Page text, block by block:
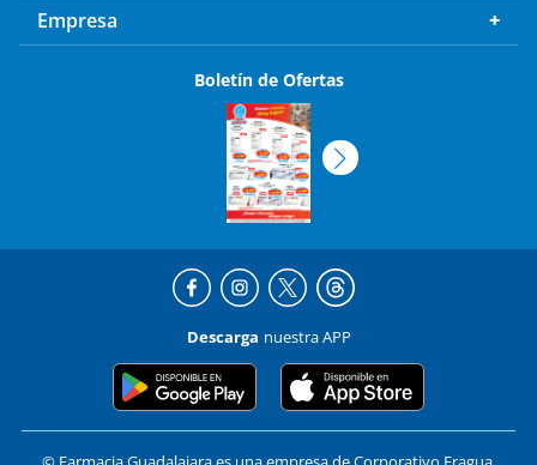
Empresa
Boletín de Ofertas
Descarga nuestra APP